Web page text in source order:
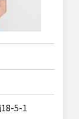
18-5-1